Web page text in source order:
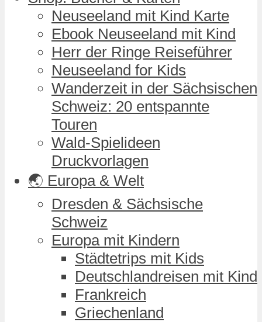
Neuseeland mit Kind Karte
Ebook Neuseeland mit Kind
Herr der Ringe Reiseführer
Neuseeland for Kids
Wanderzeit in der Sächsischen
Schweiz: 20 entspannte
Touren
Wald-Spielideen
Druckvorlagen
🌏 Europa & Welt
Dresden & Sächsische
Schweiz
Europa mit Kindern
Städtetrips mit Kids
Deutschlandreisen mit Kind
Frankreich
Griechenland